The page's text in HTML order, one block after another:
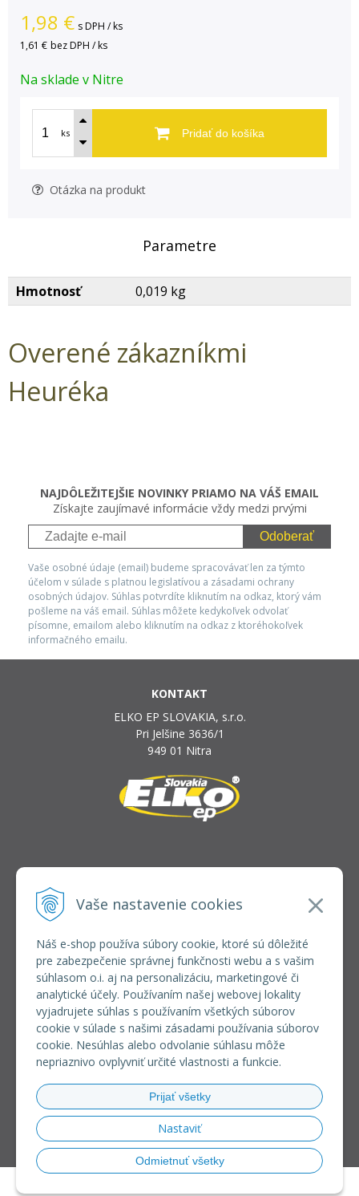
Vaše nastavenie cookies
Náš e-shop používa súbory cookie, ktoré sú dôležité
pre zabezpečenie správnej funkčnosti webu a s vašim
súhlasom o.i. aj na personalizáciu, marketingové či
analytické účely. Používaním našej webovej lokality
vyjadrujete súhlas s používaním všetkých súborov
cookie v súlade s našimi zásadami používania súborov
cookie. Nesúhlas alebo odvolanie súhlasu môže
nepriaznivo ovplyvniť určité vlastnosti a funkcie.
Prijať všetky
Nastaviť
Odmietnuť všetky
1,98 € s DPH / ks
1,61 € bez DPH / ks
Na sklade v Nitre
ks Pridať do košíka
Otázka na produkt
Parametre
Hmotnosť 0,019 kg
Overené zákazníkmi
Heuréka
NAJDÔLEŽITEJŠIE NOVINKY PRIAMO NA VÁŠ EMAIL
Získajte zaujímavé informácie vždy medzi prvými
Odoberať
Vaše osobné údaje (email) budeme spracovávať len za týmto
účelom v súlade s platnou legislatívou a zásadami ochrany
osobných údajov. Súhlas potvrdíte kliknutím na odkaz, ktorý vám
pošleme na váš email. Súhlas môžete kedykoľvek odvolať
písomne, emailom alebo kliknutím na odkaz z ktoréhokoľvek
informačného emailu.
KONTAKT
ELKO EP SLOVAKIA, s.r.o.
Pri Jelšine 3636/1
949 01 Nitra
INFOLINKA
+421 37 6586 731
VŠETKO O NÁKUPE
REGISTRÁCIA VEĽKOOBCHOD
Formulár na odsúpenie od zmluvy
Doprava a platba
Všeobecné obchodné podmienky
Reklamačný poriadok
Používanie súborov cookies
Riešenie sporov online (RSO)